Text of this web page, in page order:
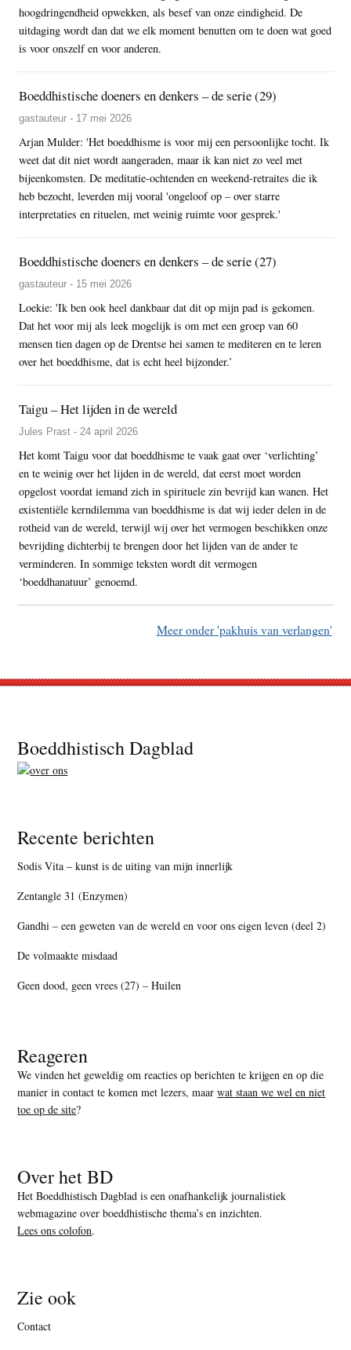
hoogdringendheid opwekken, als besef van onze eindigheid. De
uitdaging wordt dan dat we elk moment benutten om te doen wat goed
is voor onszelf en voor anderen.
Boeddhistische doeners en denkers – de serie (29)
gastauteur - 17 mei 2026
Arjan Mulder: 'Het boeddhisme is voor mij een persoonlijke tocht. Ik
weet dat dit niet wordt aangeraden, maar ik kan niet zo veel met
bijeenkomsten. De meditatie-ochtenden en weekend-retraites die ik
heb bezocht, leverden mij vooral 'ongeloof op – over starre
interpretaties en rituelen, met weinig ruimte voor gesprek.'
Boeddhistische doeners en denkers – de serie (27)
gastauteur - 15 mei 2026
Loekie: 'Ik ben ook heel dankbaar dat dit op mijn pad is gekomen.
Dat het voor mij als leek mogelijk is om met een groep van 60
mensen tien dagen op de Drentse hei samen te mediteren en te leren
over het boeddhisme, dat is echt heel bijzonder.’
Taigu – Het lijden in de wereld
Jules Prast - 24 april 2026
Het komt Taigu voor dat boeddhisme te vaak gaat over ‘verlichting’
en te weinig over het lijden in de wereld, dat eerst moet worden
opgelost voordat iemand zich in spirituele zin bevrijd kan wanen. Het
existentiële kerndilemma van boeddhisme is dat wij ieder delen in de
rotheid van de wereld, terwijl wij over het vermogen beschikken onze
bevrijding dichterbij te brengen door het lijden van de ander te
verminderen. In sommige teksten wordt dit vermogen
‘boeddhanatuur’ genoemd.
Meer onder 'pakhuis van verlangen'
Footer
Boeddhistisch Dagblad
Recente berichten
Sodis Vita – kunst is de uiting van mijn innerlijk
Zentangle 31 (Enzymen)
Gandhi – een geweten van de wereld en voor ons eigen leven (deel 2)
De volmaakte misdaad
Geen dood, geen vrees (27) – Huilen
Reageren
We vinden het geweldig om reacties op berichten te krijgen en op die
manier in contact te komen met lezers, maarwat staan we wel en niet
toe op de site?
Over het BD
Het Boeddhistisch Dagblad is een onafhankelijk journalistiek
webmagazine over boeddhistische thema’s en inzichten.
Lees ons colofon.
Zie ook
Contact